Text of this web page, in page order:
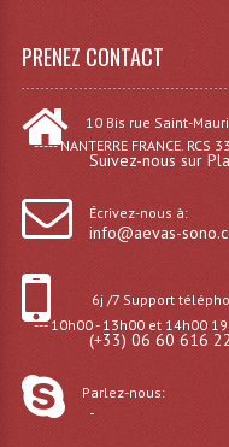
PRENEZ CONTACT
10 Bis rue Saint-
----- NANTERRE FRANCE. RCS
Suivez-nous sur
Écrivez-nous à:
info@aevas-
6j /7 Support
--- 10h00 - 13h00 et 14h00
(+33) 06 60 616
Parlez-nous:
-